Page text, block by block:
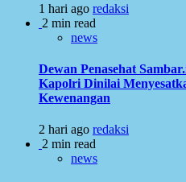
1 hari ago redaksi
2 min read
news
Dewan Penasehat
Kapolri Dinilai
Kewenangan
2 hari ago redaksi
2 min read
news